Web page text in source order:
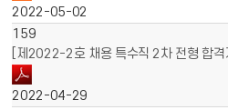
2022-05-02
159
[제2022-2호 채용 특수직 2차 전형 합격
2022-04-29